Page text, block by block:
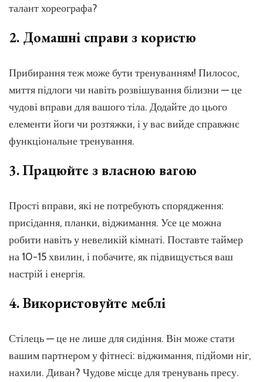
талант хореографа?
2. Домашні справи з користю
Прибирання теж може бути тренуванням! Пилосос,
миття підлоги чи навіть розвішування білизни — це
чудові вправи для вашого тіла. Додайте до цього
елементи йоги чи розтяжки, і у вас вийде справжнє
функціональне тренування.
3. Працюйте з власною вагою
Прості вправи, які не потребують спорядження:
присідання, планки, віджимання. Усе це можна
робити навіть у невеликій кімнаті. Поставте таймер
на 10-15 хвилин, і побачите, як підвищується ваш
настрій і енергія.
4. Використовуйте меблі
Стілець — це не лише для сидіння. Він може стати
вашим партнером у фітнесі: віджимання, підйоми ніг,
нахили. Диван? Чудове місце для тренувань пресу.